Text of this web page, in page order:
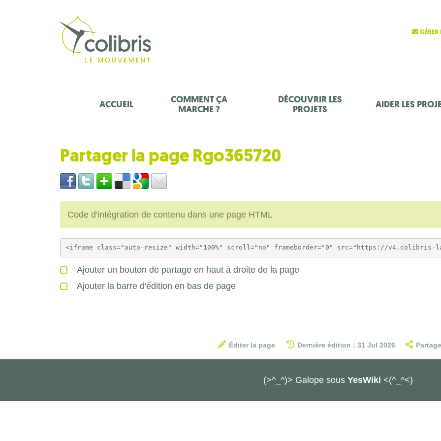
ACCUEIL
COMMENT ÇA
MARCHE ?
DÉCOUVRIR LES
PROJETS
AIDER LES
Partager la page Rgo365720
Code d'intégration de contenu dans une page HTML
Ajouter un bouton de partage en haut à droite de la page
Ajouter la barre d'édition en bas de page
Éditer la page Dernière édition : 31 Jul 2026
(>^_^)> Galope sous YesWiki <(^_^<)